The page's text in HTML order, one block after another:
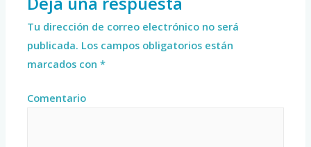
Tu dirección de correo electrónico no será
publicada. Los campos obligatorios están
marcados con*
Comentario